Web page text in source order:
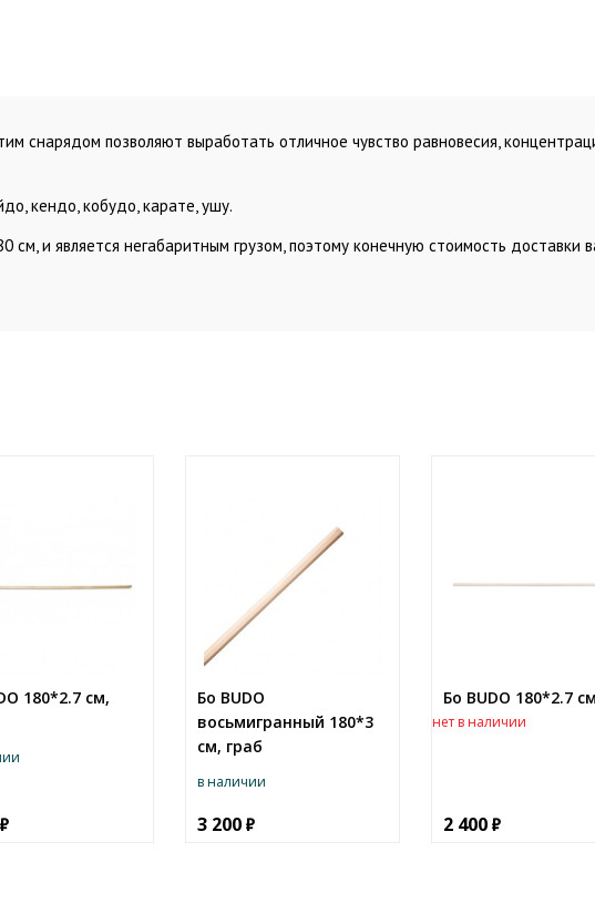
снарядом позволяют выработать отличное чувство равновесия,
кендо, кобудо, карате, ушу.
см, и является негабаритным грузом, поэтому конечную стоимость доставки
180*2.7 см,
Бо BUDO
восьмигранный 180*3
см, граб
в наличии
3 200
Бо BUDO 180*2.7
нет в наличии
2 400